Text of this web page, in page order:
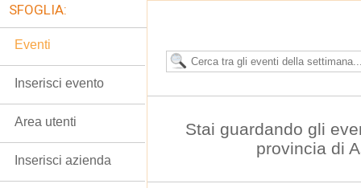
Stai guardando gli
provincia di
SFOGLIA:
Eventi
Inserisci evento
Area utenti
Inserisci azienda